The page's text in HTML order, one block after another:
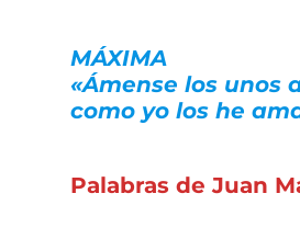
MÁXIMA
«Ámense los unos
como yo los he
Palabras de Juan